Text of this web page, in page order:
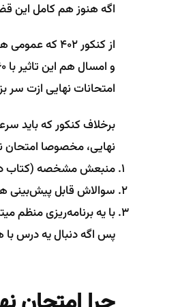
اگه هنوز هم کامل این
از کنکور 402
امتحانات نهایی ازت سر
برخلاف کنکور که باید
نهایی، مخصوصا امتحان
منبعش مشخصه (کتاب
سوالاش قابل پیش‌بینی
با یه برنامه‌ریزی منظم
پس اگه دنبال یه درس با